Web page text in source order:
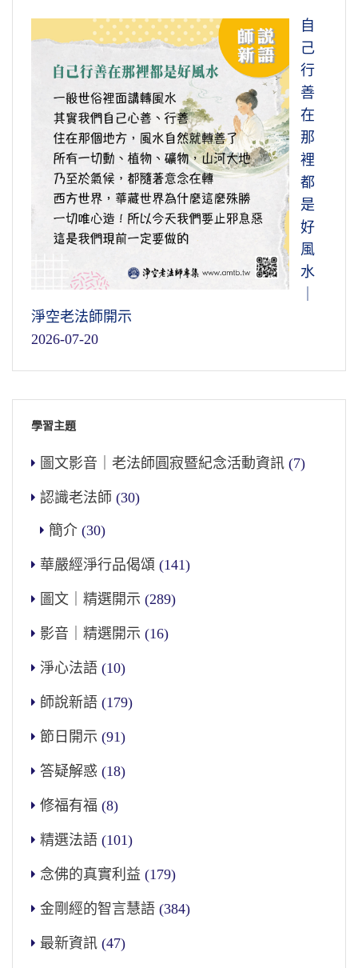
自
己
行
善
在
那
裡
都
是
好
風
水
淨空老法師開示
2026-07-20
學習主題
圖文影音｜老法師圓寂暨紀念活動資訊 (7)
認識老法師 (30)
簡介 (30)
華嚴經淨行品偈頌 (141)
圖文｜精選開示 (289)
影音｜精選開示 (16)
淨心法語 (10)
師說新語 (179)
節日開示 (91)
答疑解惑 (18)
修福有福 (8)
精選法語 (101)
念佛的真實利益 (179)
金剛經的智言慧語 (384)
最新資訊 (47)